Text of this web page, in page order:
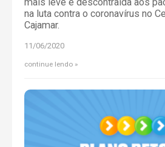
na luta contra o coronavírus no
Cajamar.
11/06/2020
continue lendo